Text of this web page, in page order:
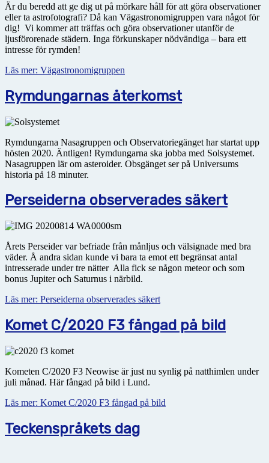
Är du beredd att ge dig ut på mörkare håll för att göra observationer
eller ta astrofotografi? Då kan Vägastronomigruppen vara något för
dig! Vi kommer att träffas och göra observationer utanför de
ljusförorenade städern. Inga förkunskaper nödvändiga – bara ett
intresse för rymden!
Läs mer: Vägastronomigruppen
Rymdungarnas återkomst
Rymdungarna Nasagruppen och Observatoriegänget har startat upp
hösten 2020. Äntligen! Rymdungarna ska jobba med Solsystemet.
Nasagruppen lär om asteroider. Obsgänget ser på Universums
historia på 18 minuter.
Perseiderna observerades säkert
Årets Perseider var befriade från månljus och välsignade med bra
väder. Å andra sidan kunde vi bara ta emot ett begränsat antal
intresserade under tre nätter Alla fick se någon meteor och som
bonus Jupiter och Saturnus i närbild.
Läs mer: Perseiderna observerades säkert
Komet C/2020 F3 fångad på bild
Kometen C/2020 F3 Neowise är just nu synlig på natthimlen under
juli månad. Här fångad på bild i Lund.
Läs mer: Komet C/2020 F3 fångad på bild
Teckenspråkets dag